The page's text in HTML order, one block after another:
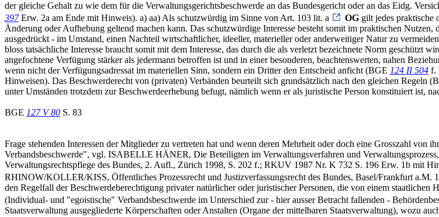
der gleiche Gehalt zu wie dem für die Verwaltungsgerichtsbeschwerde an das Bundesgericht oder an das Eidg.
397Erw. 2a am Ende mit Hinweis). a) aa) Als schutzwürdig im Sinne von Art. 103 lit. a OG gilt jedes praktische
Änderung oder Aufhebung geltend machen kann. Das schutzwürdige Interesse besteht somit im praktischen
ausgedrückt - im Umstand, einen Nachteil wirtschaftlicher, ideeller, materieller oder anderweitiger Natur zu
bloss tatsächliche Interesse braucht somit mit dem Interesse, das durch die als verletzt bezeichnete Norm geschützt
angefochtene Verfügung stärker als jedermann betroffen ist und in einer besonderen, beachtenswerten, nahen
wenn nicht der Verfügungsadressat im materiellen Sinn, sondern ein Dritter den Entscheid anficht (BGE 124 II 504 f.
Hinweisen). Das Beschwerderecht von (privaten) Verbänden beurteilt sich grundsätzlich nach den gleichen Regeln
unter Umständen trotzdem zur Beschwerdeerhebung befugt, nämlich wenn er als juristische Person konstituiert ist,
BGE 127 V 80 S. 83
Frage stehenden Interessen der Mitglieder zu vertreten hat und wenn deren Mehrheit oder doch eine Grosszahl von
Verbandsbeschwerde", vgl. ISABELLE HÄNER, Die Beteiligten im Verwaltungsverfahren und
Verwaltungsrechtspflege des Bundes, 2. Aufl., Zürich 1998, S. 202 f.; RKUV 1987 Nr. K 732 S. 196 Erw. 1b mit
RHINOW/KOLLER/KISS, Öffentliches Prozessrecht und Justizverfassungsrecht des Bundes, Basel/Frankfurt a.M.
den Regelfall der Beschwerdeberechtigung privater natürlicher oder juristischer Personen, die von einem
(Individual- und "egoistische" Verbandsbeschwerde im Unterschied zur - hier ausser Betracht fallenden -
Staatsverwaltung ausgegliederte Körperschaften oder Anstalten (Organe der mittelbaren Staatsverwaltung), wozu